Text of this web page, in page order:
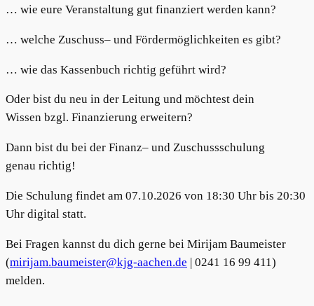
… wie eure Veranstaltung gut finanziert werden kann?
… welche Zuschuss– und Fördermöglichkeiten es gibt?
… wie das Kassenbuch richtig geführt wird?
Oder bist du neu in der Leitung und möchtest dein
Wissen bzgl. Finanzierung erweitern?
Dann bist du bei der Finanz– und Zuschussschulung
genau richtig!
Die Schulung findet am 07.10.2026 von 18:30 Uhr bis 20:30
Uhr digital statt.
Bei Fragen kannst du dich gerne bei Mirijam Baumeister
(mirijam.baumeister@kjg-aachen.de | 0241 16 99 411)
melden.